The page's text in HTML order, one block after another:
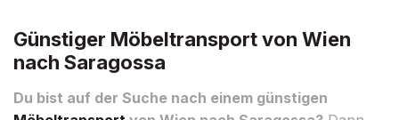
Günstiger Möbeltransport von Wien
nach Saragossa
Du bist auf der Suche nach einem günstigen